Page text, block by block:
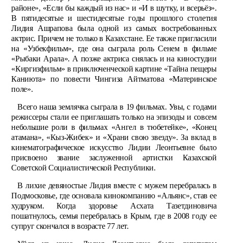
районе», «Если бы каждый из нас» и «И в шутку, и всерьёз».
В пятидесятые и шестидесятые годы прошлого столетия
Лидия Ашрапова была одной из самых востребованных
актрис. Причем не только в Казахстане. Ее также пригласили
на «Узбекфильм», где она сыграла роль Сенем в фильме
«Рыбаки Арала». А позже актриса снялась и на киностудии
«Киргизфильм» в приключенческой картине «Тайна пещеры
Каниюта» по повести Чингиза Айтматова «Материнское
поле».
Всего наша землячка сыграла в 19 фильмах. Увы, с годами
режиссеры стали ее приглашать только на эпизоды и совсем
небольшие роли в фильмах «Ангел в тюбетейке», «Конец
атамана», «Кыз-Жибек» и «Храни свою звезду». За вклад в
кинемато­графическое искусство Лидии Леонтьевне было
присвоено звание заслуженной артистки Казахской
Советской Социалистической Рес­публики.
В лихие девяностые Лидия вместе с мужем перебралась в
Подмосковье, где основала кинокомпанию «Альянс», став ее
худруком. Когда здоровье Асхата Тазетдиновича
пошатнулось, семья перебралась в Крым, где в 2008 году ее
супруг скончался в возрасте 77 лет.